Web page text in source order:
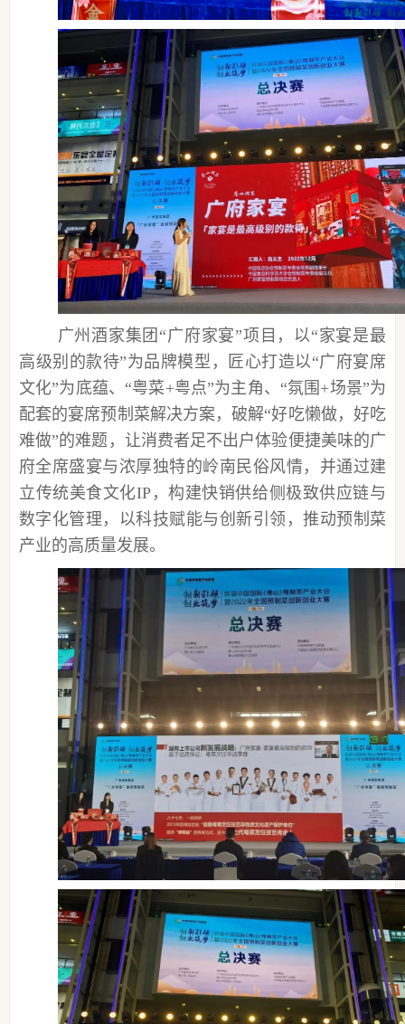
广州酒家集团 “广府家宴”项目，以“家宴是最
高级别的款待”为品牌模型，匠心打造以“广府宴席
文化”为底蕴、“粤菜+粤点”为主角、“氛围+场景”为
配套的宴席预制菜解决方案，破解“好吃懒做，好吃
难做”的难题，让消费者足不出户体验便捷美味的广
府全席盛宴与浓厚独特的岭南民俗风情，并通过建
立传统美食文化IP，构建快销供给侧极致供应链与
数字化管理，以科技赋能与创新引领，推动预制菜
产业的高质量发展。